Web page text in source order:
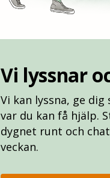
Vi lyssnar
Vi kan lyssna, ge
var du kan få hjälp.
dygnet runt och
veckan.